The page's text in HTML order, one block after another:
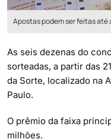
Apostas podem ser feitas até
As seis dezenas do
sorteadas, a partir das
da Sorte, localizado na
Paulo.
O prêmio da faixa
milhões.